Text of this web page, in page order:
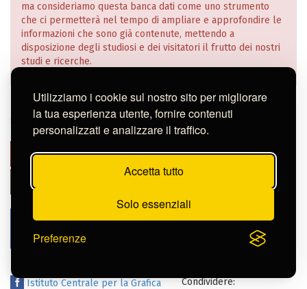
Utilizziamo i cookie sul nostro sito per migliorare
la tua esperienza utente, fornire contenuti
personalizzati e analizzare il traffico.
Accetta tutto
Solo essenziali
Preferenze
ma consideriamo questa banca dati come uno strumento
che ci permetterà nel tempo di ampliare e approfondire le
informazioni che sono già contenute, mettendo a
disposizione degli studiosi e dei visitatori il frutto dei nostri
studi e ricerche.
Richiesta di consultazione in
sala (ricercatori)|Crediti|Note legali e privacy
Istituto Centrale per la Grafica Condividere: